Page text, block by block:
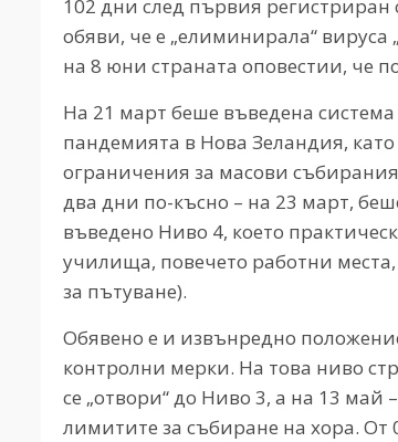
102 дни след първия регистриран
обяви, че е „елиминирала“ вируса
на 8 юни страната оповестии, че
На 21 март беше въведена
пандемията в Нова Зеландия,
ограничения за масови
два дни по-късно – на 23 март,
въведено Ниво 4, което
училища, повечето работни
за пътуване).
Обявено е и извънредно
контролни мерки. На това ниво
се „отвори“ до Ниво 3, а на 13 май
лимитите за събиране на хора.